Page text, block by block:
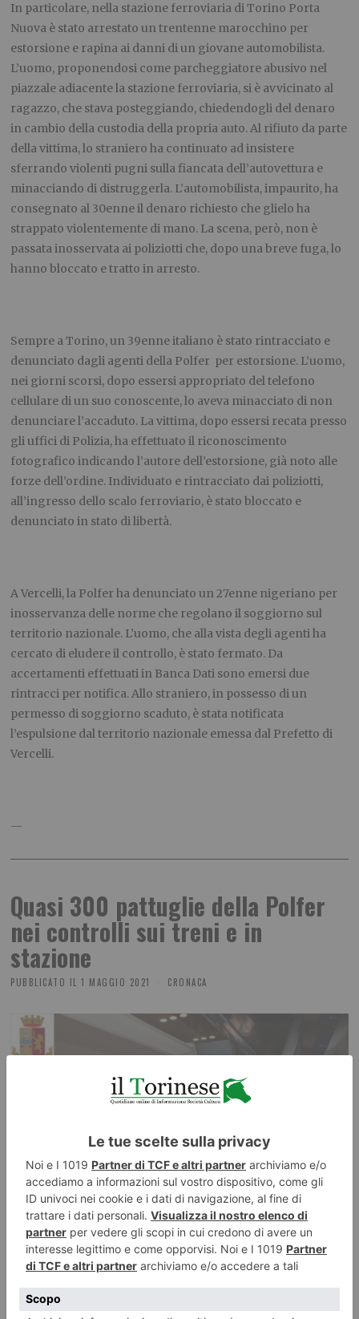
In particolare, nella stazione ferroviaria di Torino Porta
Nuova è stato arrestato un trentenne marocchino per
estorsione e rapina ai danni di un giovane automobilista.
L’uomo, proponendosi come parcheggiatore abusivo nel
piazzale adiacente la stazione ferroviaria, si è avvicinato al
ragazzo, che stava posteggiando, chiedendogli del denaro
in cambio della custodia della propria auto. Al rifiuto da parte
della vittima, lo straniero ha continuato ad insistere
sferrando violenti pugni sulla fiancata dell’autovettura e
minacciando di distruggerla. L’automobilista, impaurito, ha
consegnato al 30enne il denaro richiesto che glielo ha
strappato violentemente di mano. La scena, però, non è
passata inosservata ai poliziotti che, dopo una breve fuga, lo
hanno bloccato e tratto in arresto.
Sempre a Torino, un 39enne italiano è stato rintracciato e
denunciato dagli agenti della Polfer per estorsione. L’uomo,
nei giorni scorsi, dopo essersi appropriato del telefono
cellulare di un suo conoscente, lo aveva minacciato di non
denunciare l’accaduto. La vittima, dopo essersi recata presso
gli uffici di Polizia, ha effettuato il riconoscimento
fotografico indicando l’autore dell’estorsione, già noto alle
forze dell’ordine. Individuato e rintracciato dai poliziotti,
all’ingresso dello scalo ferroviario, è stato bloccato e
denunciato in stato di libertà.
A Vercelli, la Polfer ha denunciato un 27enne nigeriano per
inosservanza delle norme che regolano il soggiorno sul
territorio nazionale. L’uomo, che alla vista degli agenti ha
cercato di eludere il controllo, è stato fermato. Da
accertamenti effettuati in Banca Dati sono emersi due
rintracci per notifica. Allo straniero, in possesso di un
permesso di soggiorno scaduto, è stata notificata
l’espulsione dal territorio nazionale emessa dal Prefetto di
Vercelli.
—
Quasi 300 pattuglie della Polfer
nei controlli sui treni e in
stazione
PUBBLICATO IL 1 MAGGIO 2021 CRONACA
12 indagati, 5.157 persone controllate, di cui
1.063 con precedenti. 265 pattuglie